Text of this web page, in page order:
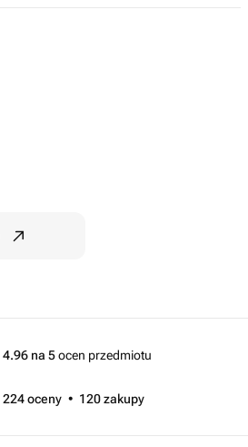
4.96 na 5ocen przedmiotu
224oceny • 120zakupy